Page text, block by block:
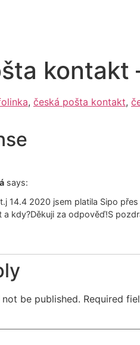
kontakt
, česká pošta kontakt,
says:
14.4 2020 jsem platila Sipo
kdy?Děkuji za odpověď!S
be published. Required